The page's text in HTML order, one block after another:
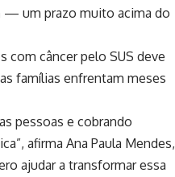
— um prazo muito acima do
com câncer pelo SUS deve
famílias enfrentam meses
pessoas e cobrando
afirma Ana Paula Mendes,
ajudar a transformar essa